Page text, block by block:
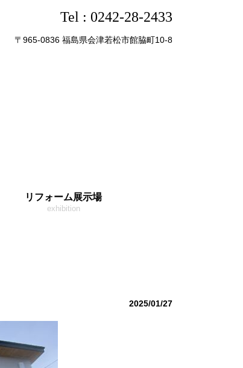
Tel : 0242-28-2433
〒965-0836 福島県会津若松市館脇町10-8
リフォーム展示場
exhibition
2025/01/27